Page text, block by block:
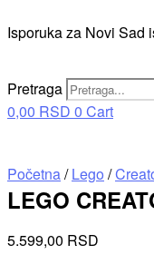
Isporuka za Novi Sad
Pretraga
0,00 RSD 0 Cart
Početna/Lego /
LEGO
5.599,00 RSD